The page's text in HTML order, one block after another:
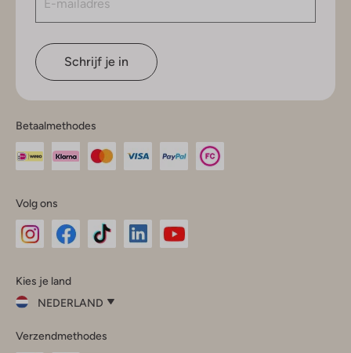
Schrijf je in
Betaalmethodes
Volg ons
InstagramFacebook
Kies je land
NEDERLAND
je
Verzendmethodes